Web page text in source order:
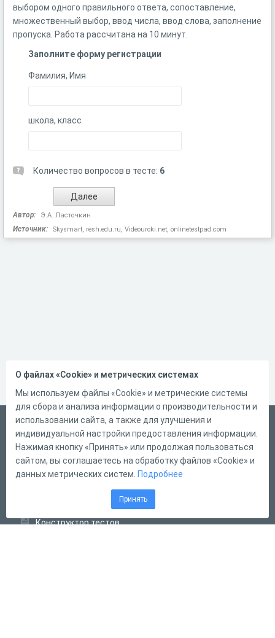
выбором одного правильного ответа, сопоставление,
множественный выбор, ввод числа, ввод слова, заполнение
пропуска. Работа рассчитана на 10 минут.
Заполните форму регистрации
Фамилия, Имя
школа, класс
Количество вопросов в тесте: 6
Автор: Э.А. Ласточкин
Источник: Skysmart, resh.edu.ru, Videouroki.net, onlinetestpad.com
Русский
Справка
Форма обратной связи
Конструктор тестов
О файлах «Cookie» и метрических системах
Мы используем файлы «Cookie» и метрические системы
для сбора и анализа информации о производительности и
использовании сайта, а также для улучшения и
индивидуальной настройки предоставления информации.
Нажимая кнопку «Принять» или продолжая пользоваться
сайтом, вы соглашаетесь на обработку файлов «Cookie» и
данных метрических систем. Подробнее
Принять